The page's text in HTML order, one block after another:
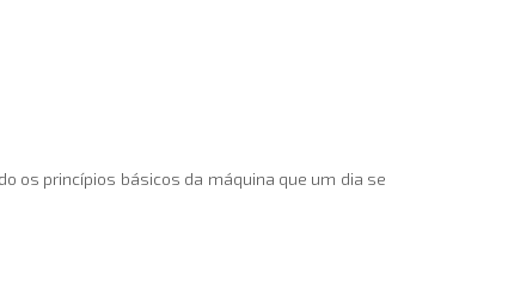
os princípios básicos da máquina que um dia se